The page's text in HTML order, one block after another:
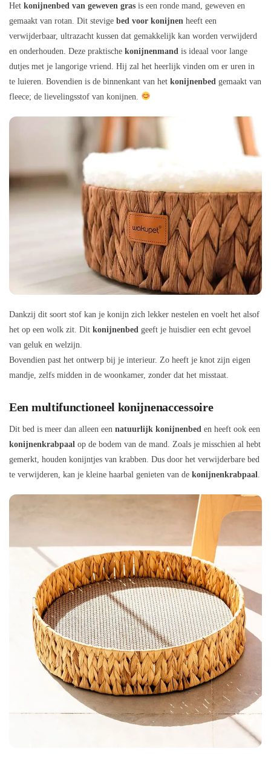
Het konijnenbed van geweven gras is een ronde mand, geweven en
gemaakt van rotan. Dit stevige bed voor konijnen heeft een
verwijderbaar, ultrazacht kussen dat gemakkelijk kan worden verwijderd
en onderhouden. Deze praktische konijnenmand is ideaal voor lange
dutjes met je langorige vriend. Hij zal het heerlijk vinden om er uren in
te luieren. Bovendien is de binnenkant van het konijnenbed gemaakt van
fleece; de lievelingsstof van konijnen.
Dankzij dit soort stof kan je konijn zich lekker nestelen en voelt het alsof
het op een wolk zit. Dit konijnenbed geeft je huisdier een echt gevoel
van geluk en welzijn.
Bovendien past het ontwerp bij je interieur. Zo heeft je knot zijn eigen
mandje, zelfs midden in de woonkamer, zonder dat het misstaat.
Een multifunctioneel konijnenaccessoire
Dit bed is meer dan alleen een natuurlijk konijnenbed en heeft ook een
konijnenkrabpaal op de bodem van de mand. Zoals je misschien al hebt
gemerkt, houden konijntjes van krabben. Dus door het verwijderbare bed
te verwijderen, kan je kleine haarbal genieten van de konijnenkrabpaal